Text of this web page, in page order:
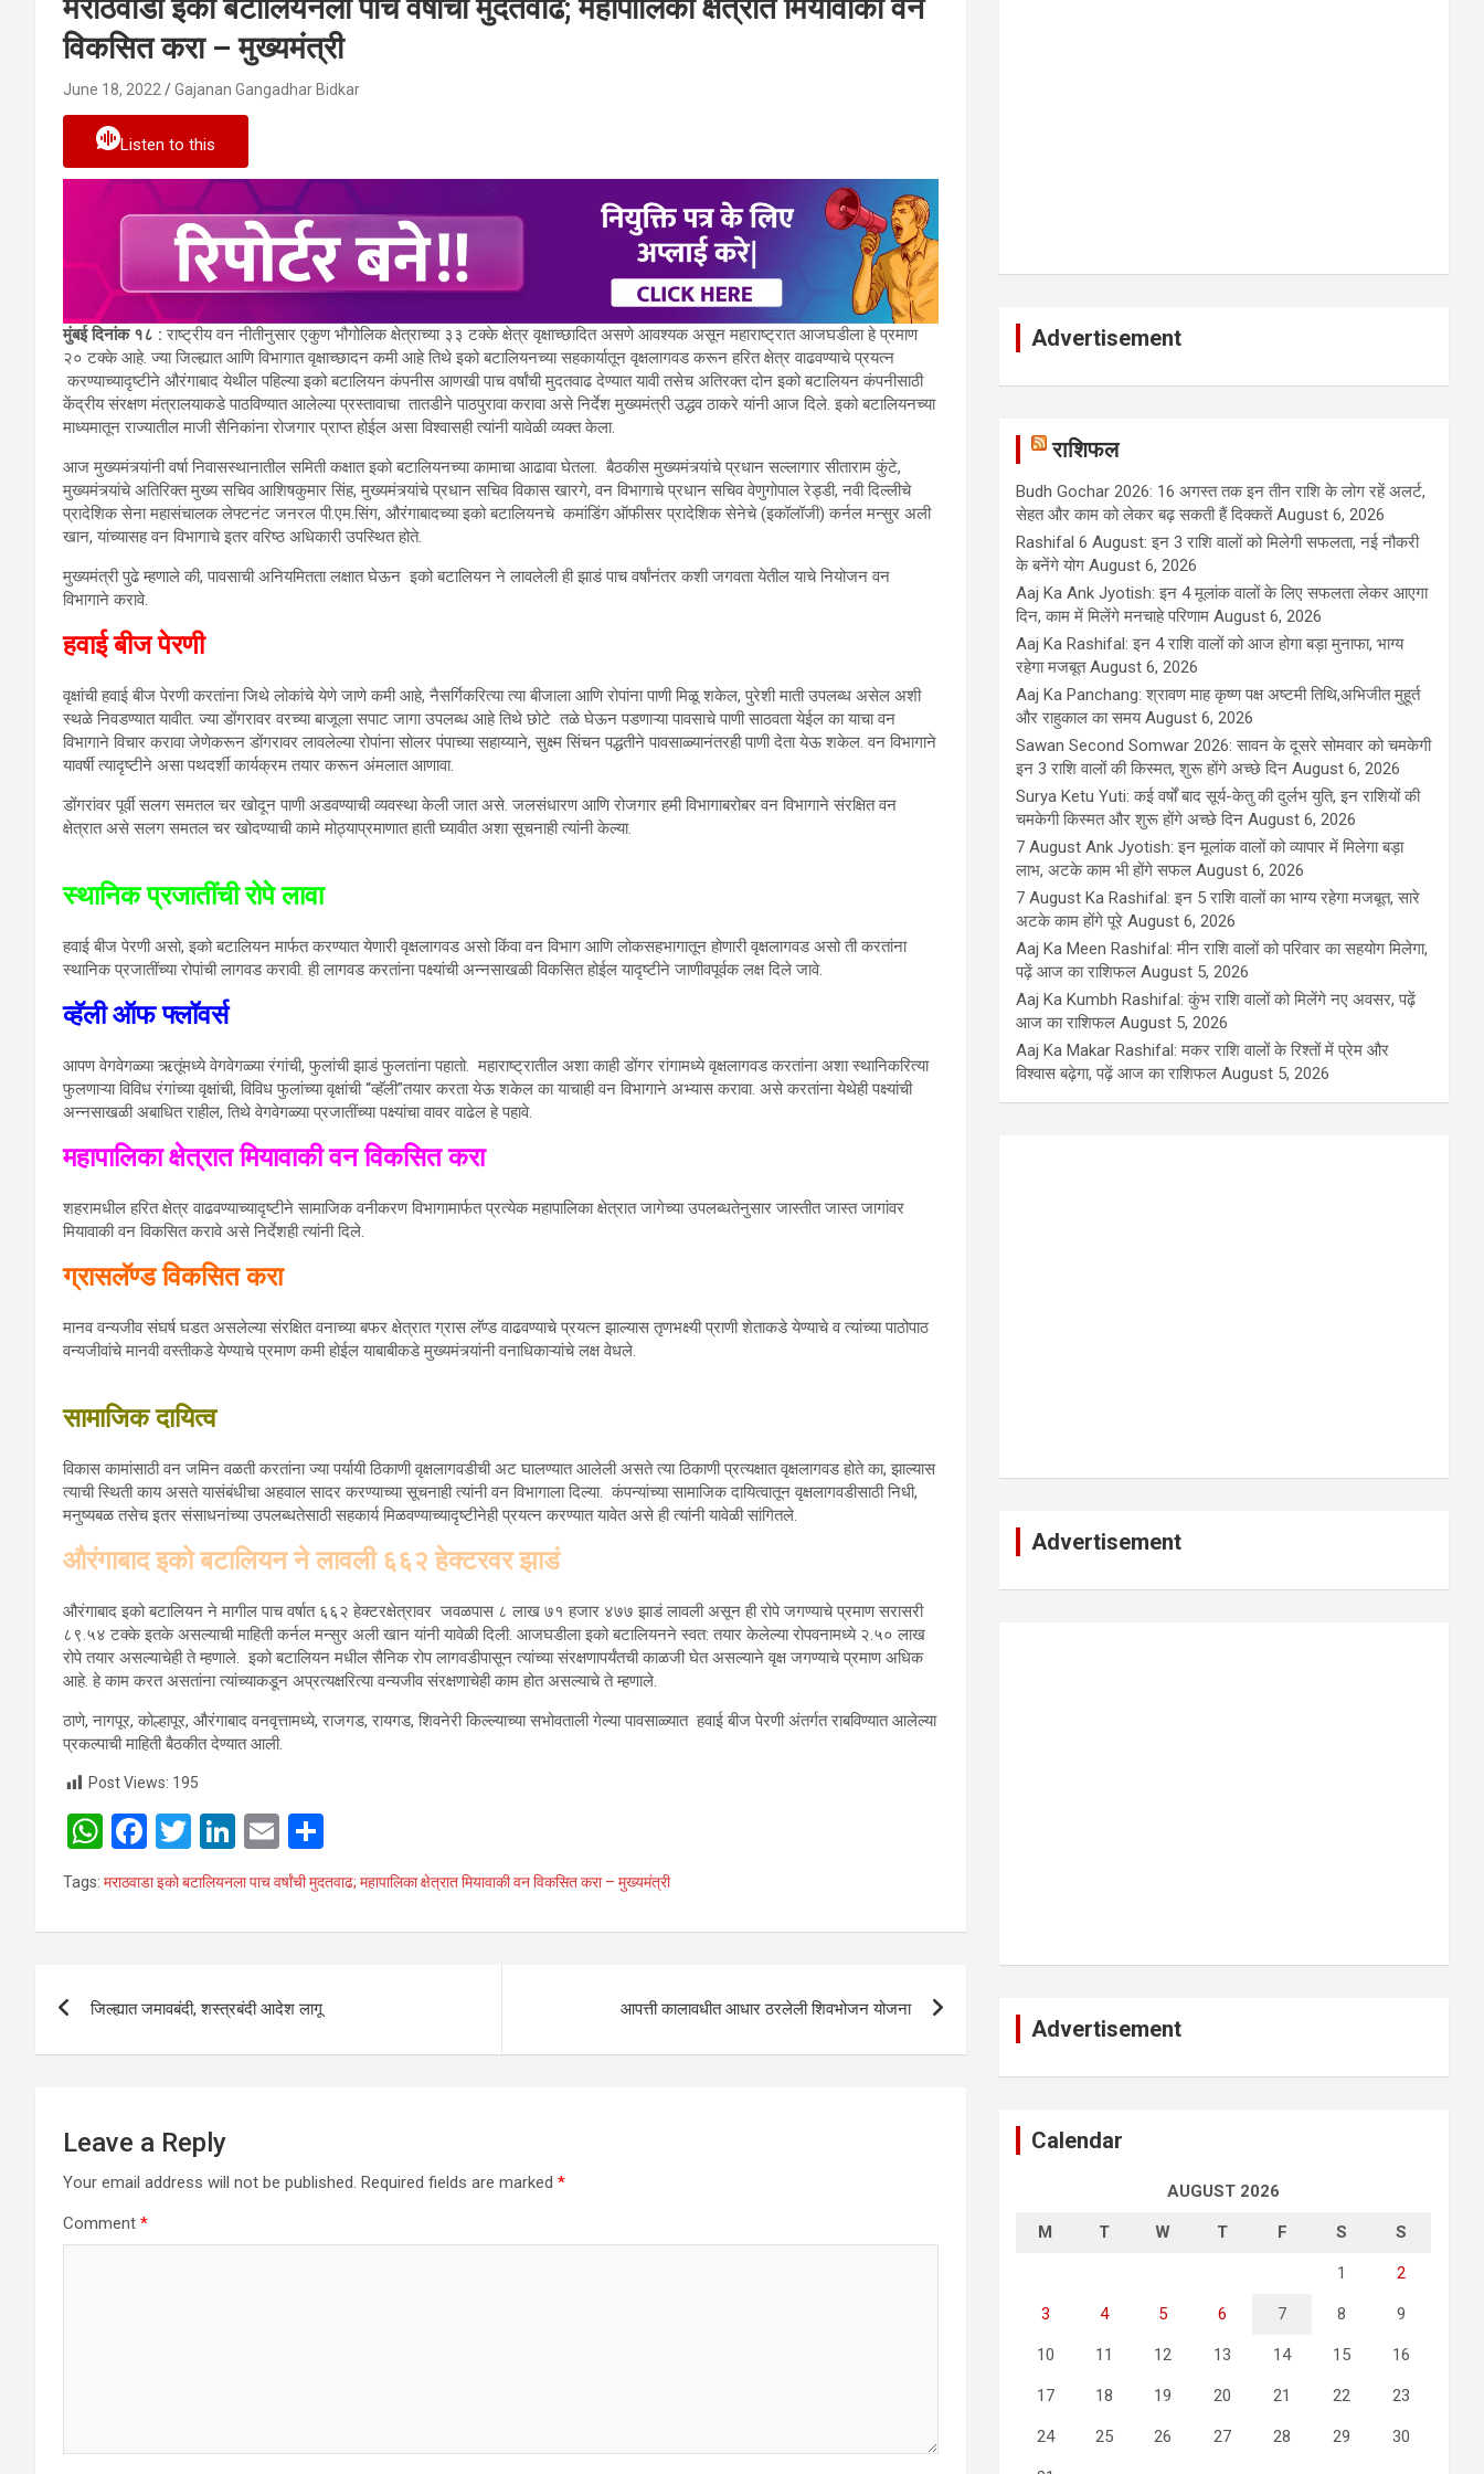
मराठवाडा इको बटालियनला पाच वर्षांची मुदतवाढ; महापालिका क्षेत्रात मियावाकी वन
विकसित करा – मुख्यमंत्री
June 18, 2022 Gajanan Gangadhar Bidkar
Listen to this
मुंबई दिनांक १८ : राष्ट्रीय वन नीतीनुसार एकुण भौगोलिक क्षेत्राच्या ३३ टक्के क्षेत्र वृक्षाच्छादित असणे आवश्यक असून महाराष्ट्रात आजघडीला हे प्रमाण
२० टक्के आहे. ज्या जिल्ह्यात आणि विभागात वृक्षाच्छादन कमी आहे तिथे इको बटालियनच्या सहकार्यातून वृक्षलागवड करून हरित क्षेत्र वाढवण्याचे प्रयत्न
करण्याच्यादृष्टीने औरंगाबाद येथील पहिल्या इको बटालियन कंपनीस आणखी पाच वर्षांची मुदतवाढ देण्यात यावी तसेच अतिरक्त दोन इको बटालियन कंपनीसाठी
केंद्रीय संरक्षण मंत्रालयाकडे पाठविण्यात आलेल्या प्रस्तावाचा तातडीने पाठपुरावा करावा असे निर्देश मुख्यमंत्री उद्धव ठाकरे यांनी आज दिले. इको बटालियनच्या
माध्यमातून राज्यातील माजी सैनिकांना रोजगार प्राप्त होईल असा विश्वासही त्यांनी यावेळी व्यक्त केला.
आज मुख्यमंत्र्यांनी वर्षा निवासस्थानातील समिती कक्षात इको बटालियनच्या कामाचा आढावा घेतला. बैठकीस मुख्यमंत्र्यांचे प्रधान सल्लागार सीताराम कुंटे,
मुख्यमंत्र्यांचे अतिरिक्त मुख्य सचिव आशिषकुमार सिंह, मुख्यमंत्र्यांचे प्रधान सचिव विकास खारगे, वन विभागाचे प्रधान सचिव वेणुगोपाल रेड्डी, नवी दिल्लीचे
प्रादेशिक सेना महासंचालक लेफ्टनंट जनरल पी.एम.सिंग, औरंगाबादच्या इको बटालियनचे कमांडिंग ऑफीसर प्रादेशिक सेनेचे (इकॉलॉजी) कर्नल मन्सुर अली
खान, यांच्यासह वन विभागाचे इतर वरिष्ठ अधिकारी उपस्थित होते.
मुख्यमंत्री पुढे म्हणाले की, पावसाची अनियमितता लक्षात घेऊन इको बटालियन ने लावलेली ही झाडं पाच वर्षांनंतर कशी जगवता येतील याचे नियोजन वन
विभागाने करावे.
हवाई बीज पेरणी
वृक्षांची हवाई बीज पेरणी करतांना जिथे लोकांचे येणे जाणे कमी आहे, नैसर्गिकरित्या त्या बीजाला आणि रोपांना पाणी मिळू शकेल, पुरेशी माती उपलब्ध असेल अशी
स्थळे निवडण्यात यावीत. ज्या डोंगरावर वरच्या बाजूला सपाट जागा उपलब्ध आहे तिथे छोटे तळे घेऊन पडणाऱ्या पावसाचे पाणी साठवता येईल का याचा वन
विभागाने विचार करावा जेणेकरून डोंगरावर लावलेल्या रोपांना सोलर पंपाच्या सहाय्याने, सुक्ष्म‍ सिंचन पद्धतीने पावसाळ्यानंतरही पाणी देता येऊ शकेल. वन विभागाने
यावर्षी त्यादृष्टीने असा पथदर्शी कार्यक्रम तयार करून अंमलात आणावा.
डोंगरांवर पूर्वी सलग समतल चर खोदून पाणी अडवण्याची व्यवस्था केली जात असे. जलसंधारण आणि रोजगार हमी विभागाबरोबर वन विभागाने संरक्षित वन
क्षेत्रात असे सलग समतल चर खोदण्याची कामे मोठ्याप्रमाणात हाती घ्यावीत अशा सूचनाही त्यांनी केल्या.
स्थानिक प्रजातींची रोपे लावा
हवाई बीज पेरणी असो, इको बटालियन मार्फत करण्यात येणारी वृक्षलागवड असो किंवा वन विभाग आणि लोकसहभागातून होणारी वृक्षलागवड असो ती करतांना
स्थानिक प्रजातींच्या रोपांची लागवड करावी. ही लागवड करतांना पक्ष्यांची अन्नसाखळी विकसित होईल यादृष्टीने जाणीवपूर्वक लक्ष दिले जावे.
व्हॅली ऑफ फ्लॉवर्स
आपण वेगवेगळ्या ऋतूंमध्ये वेगवेगळ्या रंगांची, फुलांची झाडं फुलतांना पहातो. महाराष्ट्रातील अशा काही डोंगर रांगामध्ये वृक्षलागवड करतांना अशा स्थानिकरित्या
फुलणाऱ्या विविध रंगांच्या वृक्षांची, विविध फुलांच्या वृक्षांची “व्हॅली”तयार करता येऊ शकेल का याचाही वन विभागाने अभ्यास करावा. असे करतांना येथेही पक्ष्यांची
अन्नसाखळी अबाधित राहील, तिथे वेगवेगळ्या प्रजातींच्या पक्ष्यांचा वावर वाढेल हे पहावे.
महापालिका क्षेत्रात मियावाकी वन विकसित करा
शहरामधील हरित क्षेत्र वाढवण्याच्यादृष्टीने सामाजिक वनीकरण विभागामार्फत प्रत्येक महापालिका क्षेत्रात जागेच्या उपलब्धतेनुसार जास्तीत जास्त जागांवर
मियावाकी वन विकसित करावे असे निर्देशही त्यांनी दिले.
ग्रासलॅण्ड विकसित करा
मानव वन्यजीव संघर्ष घडत असलेल्या संरक्षित वनाच्या बफर क्षेत्रात ग्रास लॅण्ड वाढवण्याचे प्रयत्न झाल्यास तृणभक्ष्यी प्राणी शेताकडे येण्याचे व त्यांच्या पाठोपाठ
वन्यजीवांचे मानवी वस्तीकडे येण्याचे प्रमाण कमी होईल याबाबीकडे मुख्यमंत्र्यांनी वनाधिकाऱ्यांचे लक्ष वेधले.
सामाजिक दायित्व
विकास कामांसाठी वन जमिन वळती करतांना ज्या पर्यायी ठिकाणी वृक्षलागवडीची अट घालण्यात आलेली असते त्या ठिकाणी प्रत्यक्षात वृक्षलागवड होते का, झाल्यास
त्याची स्थिती काय असते यासंबंधीचा अहवाल सादर करण्याच्या सूचनाही त्यांनी वन विभागाला दिल्या. कंपन्यांच्या सामाजिक दायित्वातून वृक्षलागवडीसाठी निधी,
मनुष्यबळ तसेच इतर संसाधनांच्या उपलब्धतेसाठी सहकार्य मिळवण्याच्यादृष्टीनेही प्रयत्न करण्यात यावेत असे ही त्यांनी यावेळी सांगितले.
औरंगाबाद इको बटालियन ने लावली ६६२ हेक्टरवर झाडं
औरंगाबाद इको बटालियन ने मागील पाच वर्षात ६६२ हेक्टरक्षेत्रावर जवळपास ८ लाख ७१ हजार ४७७ झाडं लावली असून ही रोपे जगण्याचे प्रमाण सरासरी
८९.५४ टक्के इतके असल्याची माहिती कर्नल मन्सुर अली खान यांनी यावेळी दिली. आजघडीला इको बटालियनने स्वत: तयार केलेल्या रोपवनामध्ये २.५० लाख
रोपे तयार असल्याचेही ते म्हणाले. इको बटालियन मधील सैनिक रोप लागवडीपासून त्यांच्या संरक्षणापर्यंतची काळजी घेत असल्याने वृक्ष जगण्याचे प्रमाण अधिक
आहे. हे काम करत असतांना त्यांच्याकडून अप्रत्यक्षरित्या वन्यजीव संरक्षणाचेही काम होत असल्याचे ते म्हणाले.
ठाणे, नागपूर, कोल्हापूर, औरंगाबाद वनवृत्तामध्ये, राजगड, रायगड, शिवनेरी किल्ल्याच्या सभोवताली गेल्या पावसाळ्यात हवाई बीज पेरणी अंतर्गत राबविण्यात आलेल्या
प्रकल्पाची माहिती बैठकीत देण्यात आली.
Post Views: 195
W
at
s
p
F
ce
b
o
T
wi
tt
er
Li
ke
dI
E
m
ail ar
e
Tags: मराठवाडा इको बटालियनला पाच वर्षांची मुदतवाढ; महापालिका क्षेत्रात मियावाकी वन विकसित करा – मुख्यमंत्री
navigation
जिल्ह्यात जमावबंदी, शस्त्रबंदी आदेश लागू आपत्ती कालावधीत आधार ठरलेली शिवभोजन योजना
Leave a Reply
Your email address will not be published. Required fields are marked *
Comment *
Advertisement
राशिफल
Budh Gochar 2026: 16 अगस्त तक इन तीन राशि के लोग रहें अलर्ट,
सेहत और काम को लेकर बढ़ सकती हैं दिक्कतें August 6, 2026
Rashifal 6 August: इन 3 राशि वालों को मिलेगी सफलता, नई नौकरी
के बनेंगे योग August 6, 2026
Aaj Ka Ank Jyotish: इन 4 मूलांक वालों के लिए सफलता लेकर आएगा
दिन, काम में मिलेंगे मनचाहे परिणाम August 6, 2026
Aaj Ka Rashifal: इन 4 राशि वालों को आज होगा बड़ा मुनाफा, भाग्य
रहेगा मजबूत August 6, 2026
Aaj Ka Panchang: श्रावण माह कृष्ण पक्ष अष्टमी तिथि,अभिजीत मुहूर्त
और राहुकाल का समय August 6, 2026
Sawan Second Somwar 2026: सावन के दूसरे सोमवार को चमकेगी
इन 3 राशि वालों की किस्मत, शुरू होंगे अच्छे दिन August 6, 2026
Surya Ketu Yuti: कई वर्षों बाद सूर्य-केतु की दुर्लभ युति, इन राशियों की
चमकेगी किस्मत और शुरू होंगे अच्छे दिन August 6, 2026
7 August Ank Jyotish: इन मूलांक वालों को व्यापार में मिलेगा बड़ा
लाभ, अटके काम भी होंगे सफल August 6, 2026
7 August Ka Rashifal: इन 5 राशि वालों का भाग्य रहेगा मजबूत, सारे
अटके काम होंगे पूरे August 6, 2026
Aaj Ka Meen Rashifal: मीन राशि वालों को परिवार का सहयोग मिलेगा,
पढ़ें आज का राशिफल August 5, 2026
Aaj Ka Kumbh Rashifal: कुंभ राशि वालों को मिलेंगे नए अवसर, पढ़ें
आज का राशिफल August 5, 2026
Aaj Ka Makar Rashifal: मकर राशि वालों के रिश्तों में प्रेम और
विश्वास बढ़ेगा, पढ़ें आज का राशिफल August 5, 2026
Advertisement
Advertisement
Calendar
AUGUST 2026
M T W T F S S
1 2
3 4 5 6 7 8 9
10 11 12 13 14 15 16
17 18 19 20 21 22 23
24 25 26 27 28 29 30